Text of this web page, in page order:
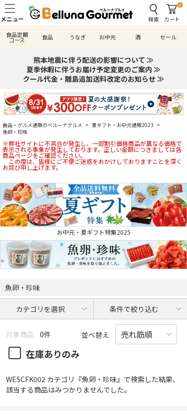
検索
0
カート
食品定期
コース 食品 うなぎ お中元 酒 セール
熊本地震に伴う配送の影響について ≫
夏季休暇に伴うお届け予定変更のご案内 ≫
クール代金・離島追加送料改定のお知らせ ≫
食品・グルメ通販のベルーナグルメ > 夏ギフト・お中元通販2023 >
魚卵・珍味
※弊社サイトに不具合が発生し、一部割引価格商品が異なる価格で
表示される事象が発生しております。正しい金額につきましては各
商品ページをご確認ください。
この度は、皆様にご不便ご迷惑をおかけしておりますことを深く
お詫び申し上げます。
お中元・夏ギフト特集2025
魚卵・珍味
カテゴリを選択 条件で絞り込む
対象商品 0件 並べ替え
在庫ありのみ
WESCFK002 カテゴリ『魚卵・珍味』で検索した結果、
該当する商品はみつかりませんでした。